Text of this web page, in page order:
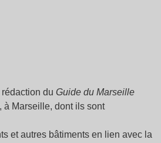
du Guide du Marseille
à Marseille, dont ils sont
et autres bâtiments en lien avec la